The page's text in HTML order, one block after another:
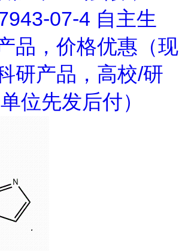
07-4 自主生
品，价格优惠（现
研产品，高校/研
位先发后付）